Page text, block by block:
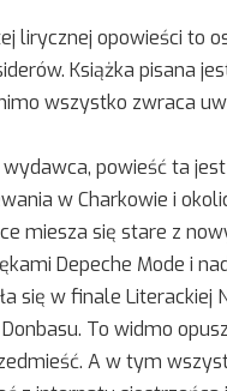
lirycznej opowieści to
Książka pisana
wszystko zwraca
powieść ta
w Charkowie i
miesza się stare z
Depeche Mode i
się w finale Literackiej
To widmo
A w tym